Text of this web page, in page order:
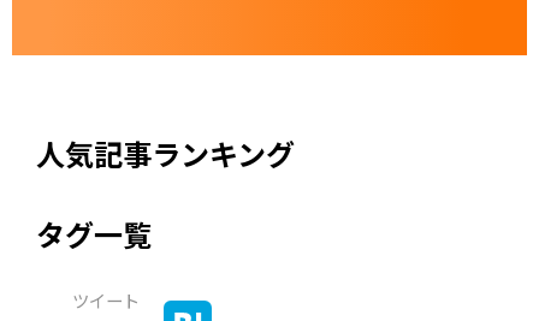
人気記事ランキング
タグ一覧
ツイート